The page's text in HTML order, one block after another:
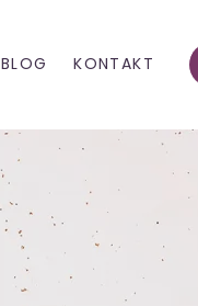
BLOG KONTAKT